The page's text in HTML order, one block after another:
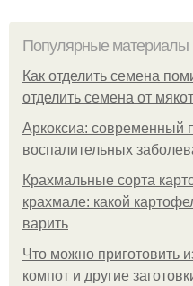
Популярные материалы
Как отделить семена
отделить семена от
Аркоксиа: современный
воспалительных
Крахмальные сорта
крахмале: какой
варить
Что можно приготовить
компот и другие